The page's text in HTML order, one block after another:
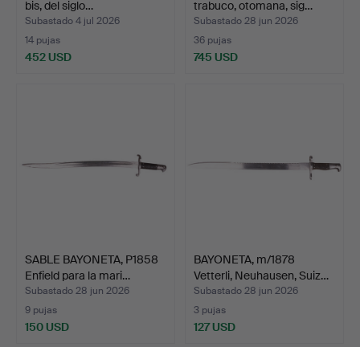
bis, del siglo…
Subastado 4 jul 2026
14 pujas
452 USD
trabuco, otomana, sig…
Subastado 28 jun 2026
36 pujas
745 USD
SABLE BAYONETA, P1858
Enfield para la mari…
Subastado 28 jun 2026
9 pujas
150 USD
BAYONETA, m/1878
Vetterli, Neuhausen, Suiz…
Subastado 28 jun 2026
3 pujas
127 USD